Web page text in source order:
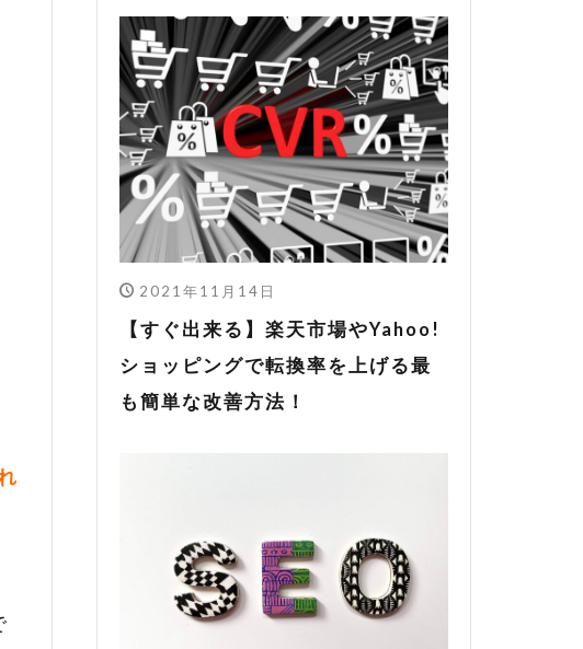
2021年11月14日
【すぐ出来る】楽天市場やYahoo!
ショッピングで転換率を上げる最
も簡単な改善方法！